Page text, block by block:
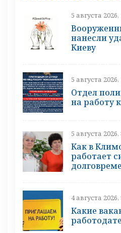
5 августа 2026,
нанесли
Киеву
5 августа 2026,
Отдел
на работу
5 августа 2026,
Как в
работает
4 августа 2026,
Какие